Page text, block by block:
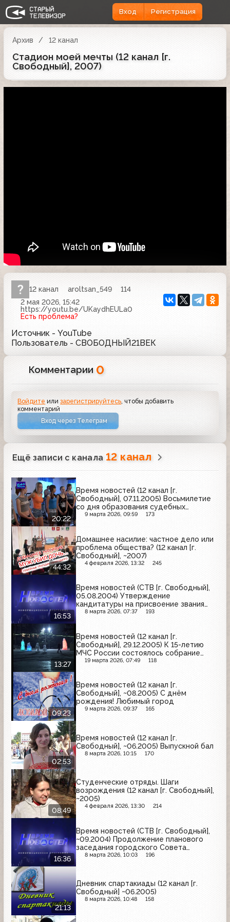
Вход Регистрация
Архив 12 канал
Стадион моей мечты (12 канал [г.
Свободный], 2007)
12 канал aroltsan_549
114
2 мая 2026, 15:42
https://youtu.be/UKaydhEULa0
Есть проблема?
Источник - YouTube
Пользователь - СВОБОДНЫЙ21ВЕК
Комментарии 0
Войдите илизарегистрируйтесь , чтобы добавить
комментарий
Вход через Телеграм
Ещё записи с канала 12 канал
20:22
Время новостей (12 канал [г.
Свободный], 07.11.2005) Восьмилетие
со дня образования судебных
приставов, Обсуждение хода
перевозки", День Октябрьской
социалистической революции
9 марта 2026, 09:59 173
44:32
Домашнее насилие: частное дело или
проблема общества? (12 канал [г.
Свободный], ~2007)
4 февраля 2026, 13:32 245
16:53
Время новостей (СТВ [г. Свободный],
05.08.2004) Утверждение
кандитатуры на присвоение звания
"Почётный гражданин города",
парке, Игра на областное первенство
по футболу с благовещенской команд
8 марта 2026, 07:37 193
13:27
Время новостей (12 канал [г.
Свободный], 29.12.2005) К 15-летию
МЧС России состоялось собрание
работников Управления по делам
совета народных депутатов
Свободного
19 марта 2026, 07:49 118
09:23
Время новостей (12 канал [г.
Свободный], ~08.2005) С днём
рождения! Любимый город
9 марта 2026, 09:37 165
02:53
Время новостей (12 канал [г.
Свободный], ~06.2005) Выпускной бал
8 марта 2026, 10:15 170
08:49
Студенческие отряды. Шаги
возрождения (12 канал [г. Свободный],
~2005)
4 февраля 2026, 13:30 214
16:36
Время новостей (СТВ [г. Свободный],
~09.2004) Продолжение планового
заседания городского Совета
народных депутатов, Согласие
школы, Посещение подростками зала
самбо в СК "Динамо"
8 марта 2026, 10:03 196
21:13
Дневник спартакиады (12 канал [г.
Свободный] ~06.2005)
8 марта 2026, 10:48 158